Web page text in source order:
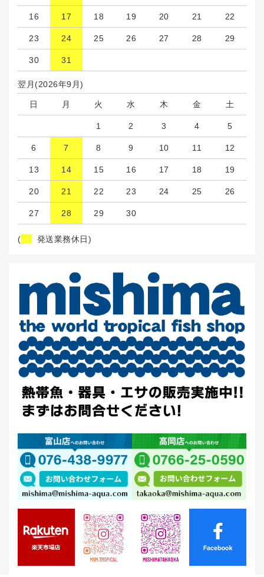
16 17 18 19 20 21 22
23 24 25 26 27 28 29
30 31
翌月(2026年9月)
日 月 火 水 木 金 土
1 2 3 4 5
6 7 8 9 10 11 12
13 14 15 16 17 18 19
20 21 22 23 24 25 26
27 28 29 30
( 発送業務休日)